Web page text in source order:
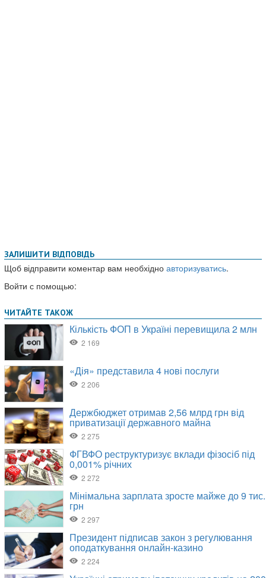
ЗАЛИШИТИ ВІДПОВІДЬ
Щоб відправити коментар вам необхідно авторизуватись.
Войти с помощью: